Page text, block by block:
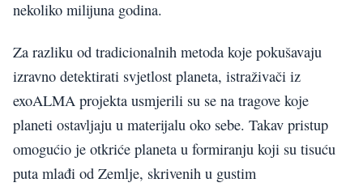
nekoliko milijuna godina.
Za razliku od tradicionalnih metoda koje pokušavaju
izravno detektirati svjetlost planeta, istraživači iz
exoALMA projekta usmjerili su se na tragove koje
planeti ostavljaju u materijalu oko sebe. Takav pristup
omogućio je otkriće planeta u formiranju koji su tisuću
puta mlađi od Zemlje, skrivenih u gustim